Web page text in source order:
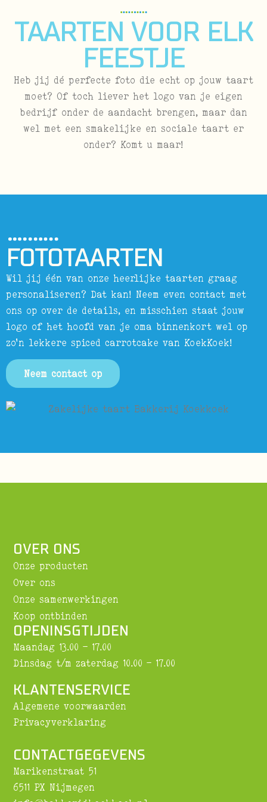
TAARTEN VOOR ELK
FEESTJE
Heb jij dé perfecte foto die echt op jouw taart
moet? Of toch liever het logo van je eigen
bedrijf onder de aandacht brengen, maar dan
wel met een smakelijke en sociale taart er
onder? Komt u maar!
FOTOTAARTEN
Wil jij één van onze heerlijke taarten graag
personaliseren? Dat kan! Neem even contact met
ons op over de details, en misschien staat jouw
logo of het hoofd van je oma binnenkort wel op
zo’n lekkere spiced carrotcake van KoekKoek!
Neem contact op
OVER ONS
Onze producten
Over ons
Onze samenwerkingen
Koop ontbinden
OPENINSGTIJDEN
Maandag 13.00 - 17.00
Dinsdag t/m zaterdag 10.00 - 17.00
KLANTENSERVICE
Algemene voorwaarden
Privacyverklaring
CONTACTGEGEVENS
Marikenstraat 51
6511 PX Nijmegen